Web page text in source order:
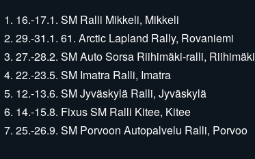
1. 16.-17.1. SM Ralli Mikkeli, Mikkeli
2. 29.-31.1. 61. Arctic Lapland Rally, Rovaniemi
3. 27.-28.2. SM Auto Sorsa Riihimäki-ralli, Riihimäki
4. 22.-23.5. SM Imatra Ralli, Imatra
5. 12.-13.6. SM Jyväskylä Ralli, Jyväskylä
6. 14.-15.8. Fixus SM Ralli Kitee, Kitee
7. 25.-26.9. SM Porvoon Autopalvelu Ralli, Porvoo